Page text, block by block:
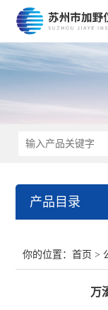
产品目录
你的位置：首页 >
万